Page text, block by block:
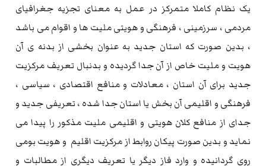
یک نظام کاملا متمرکز در عمل به معنای تجزیه جغرافیای
مردمی ، سرزمینی ، فرهنگی و هویتی ملیت ها و اقوام می باشد
، بدین صورت که استان جدید به عنوان بخشی از بدنه ی آن
هویت و ملیت خاص از آن جدا گردیده و بدنبال تعریف مرکزیت
جدید برای آن استان ، معادلات و منافع اقتصادی ، سیاسی ،
فرهنگی و اقلیمی آن بخش یا استان جدا شده ، تعریفی جدید و
جدای از منافع کلان هویتی و اقلیمی ملیت مذکور را پیدا می
نماید و بدین صورت پیکان روابط از مرکزیت اقلیم و هویت بومی
روی گردانیده و وارد فاز دیگر یا تعریف دیگری از مطالبات و